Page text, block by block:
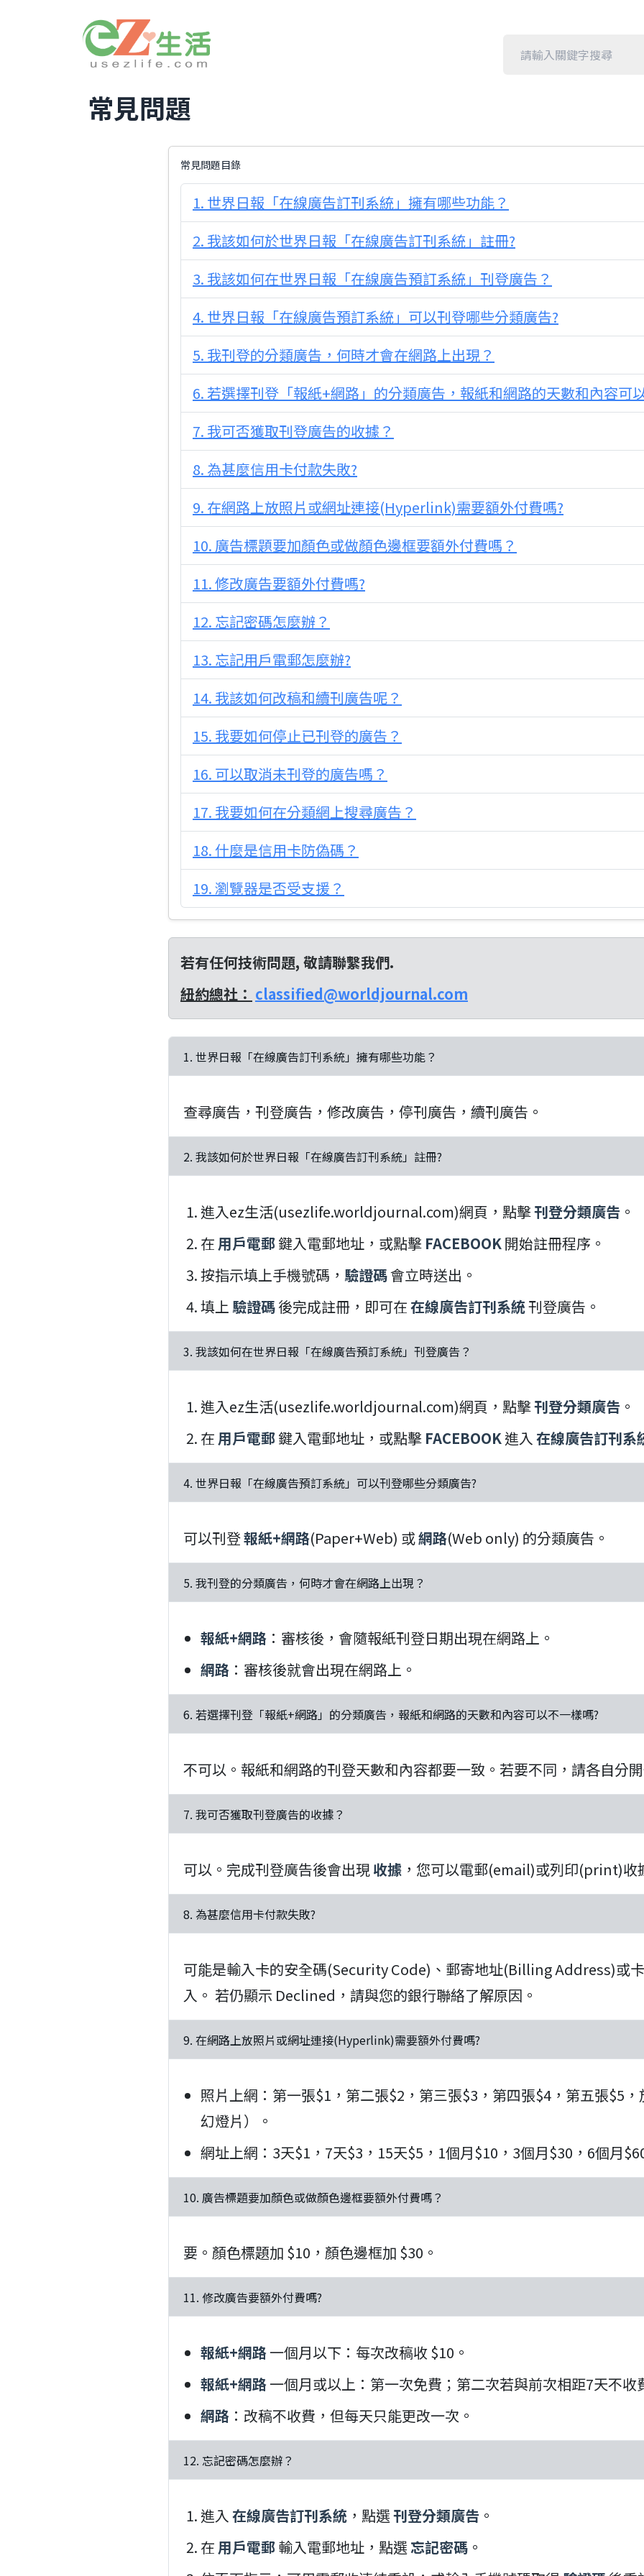
常見問題
常見問題目錄
1. 世界日報「在線廣告訂刊系統」擁有哪些功能？
2. 我該如何於世界日報「在線廣告訂刊系統」註冊?
3. 我該如何在世界日報「在線廣告預訂系統」刊登廣告？
4. 世界日報「在線廣告預訂系統」可以刊登哪些分類廣告?
5. 我刊登的分類廣告，何時才會在網路上出現？
6. 若選擇刊登「報紙+網路」的分類廣告，報紙和網路的天數和內容可
7. 我可否獲取刊登廣告的收據？
8. 為甚麼信用卡付款失敗?
9. 在網路上放照片或網址連接(Hyperlink)需要額外付費嗎?
10. 廣告標題要加顏色或做顏色邊框要額外付費嗎？
11. 修改廣告要額外付費嗎?
12. 忘記密碼怎麼辦？
13. 忘記用戶電郵怎麼辦?
14. 我該如何改稿和續刊廣告呢？
15. 我要如何停止已刊登的廣告？
16. 可以取消未刊登的廣告嗎？
17. 我要如何在分類網上搜尋廣告？
18. 什麼是信用卡防偽碼？
19. 瀏覽器是否受支援？
若有任何技術問題, 敬請聯繫我們.
紐約總社： classified@worldjournal.com
1. 世界日報「在線廣告訂刊系統」擁有哪些功能？
查尋廣告，刊登廣告，修改廣告，停刊廣告，續刊廣告。
2. 我該如何於世界日報「在線廣告訂刊系統」註冊?
進入ez生活(usezlife.worldjournal.com)網頁，點擊刊登分類廣告 。
在 用戶電郵鍵入電郵地址，或點擊 FACEBOOK開始註冊程序。
按指示填上手機號碼， 驗證碼會立時送出。
填上 驗證碼後完成註冊，即可在在線廣告訂刊系統刊登廣告。
3. 我該如何在世界日報「在線廣告預訂系統」刊登廣告？
進入ez生活(usezlife.worldjournal.com)網頁，點擊刊登分類廣告 。
在 用戶電郵鍵入電郵地址，或點擊 FACEBOOK進入在線廣告訂刊系
4. 世界日報「在線廣告預訂系統」可以刊登哪些分類廣告?
可以刊登報紙+網路(Paper+Web) 或網路(Web only) 的分類廣告。
5. 我刊登的分類廣告，何時才會在網路上出現？
報紙+網路 ：審核後，會隨報紙刊登日期出現在網路上。
網路 ：審核後就會出現在網路上。
6. 若選擇刊登「報紙+網路」的分類廣告，報紙和網路的天數和內容可以不一樣嗎?
不可以。報紙和網路的刊登天數和內容都要一致。若要不同，請各自分開
7. 我可否獲取刊登廣告的收據？
可以。完成刊登廣告後會出現收據 ，您可以電郵(email)或列印(print)收
8. 為甚麼信用卡付款失敗?
可能是輸入卡的安全碼(Security Code)、郵寄地址(Billing Address)或
入。 若仍顯示 Declined，請與您的銀行聯絡了解原因。
9. 在網路上放照片或網址連接(Hyperlink)需要額外付費嗎?
照片上網：第一張$1，第二張$2，第三張$3，第四張$4，第五張$5
幻燈片）。
網址上網：3天$1，7天$3，15天$5，1個月$10，3個月$30，6個月
10. 廣告標題要加顏色或做顏色邊框要額外付費嗎？
要。顏色標題加 $10，顏色邊框加 $30。
11. 修改廣告要額外付費嗎?
報紙+網路一個月以下：每次改稿收 $10。
報紙+網路一個月或以上：第一次免費；第二次若與前次相距7天不收
網路 ：改稿不收費，但每天只能更改一次。
12. 忘記密碼怎麼辦？
進入在線廣告訂刊系統 ，點選刊登分類廣告 。
在 用戶電郵輸入電郵地址，點選 忘記密碼 。